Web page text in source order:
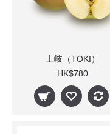
土岐（TOKI）
HK$780